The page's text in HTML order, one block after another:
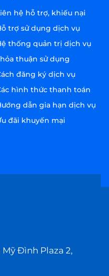
hệ hỗ trợ, khiếu nại
trợ sử dụng dịch vụ
thống quản trị dịch vụ
thuận sử dụng
đăng ký dịch vụ
hình thức thanh toán
dẫn gia hạn dịch vụ
đãi khuyến mại
Đình Plaza 2,